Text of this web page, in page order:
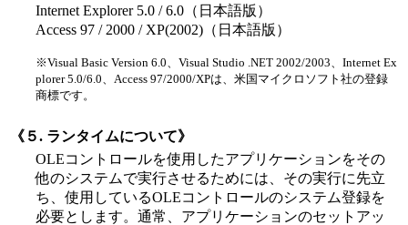
Internet Explorer 5.0 / 6.0（日本語版）
Access 97 / 2000 / XP(2002)（日本語版）
※Visual Basic Version 6.0、Visual Studio .NET 2002/2003、Internet Ex
plorer 5.0/6.0、Access 97/2000/XPは、米国マイクロソフト社の登録
商標です。
《５. ランタイムについて》
OLEコントロールを使用したアプリケーションをその
他のシステムで実行させるためには、その実行に先立
ち、使用しているOLEコントロールのシステム登録を
必要とします。通常、アプリケーションのセットアッ